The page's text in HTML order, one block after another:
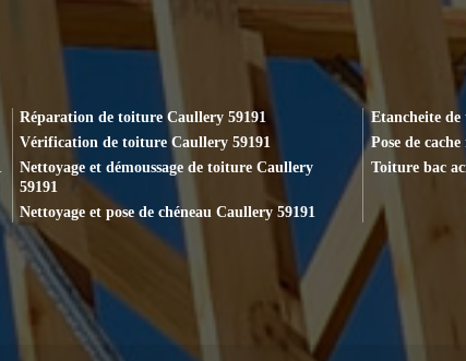
Réparation de toiture Caullery 59191
Vérification de toiture Caullery 59191
Nettoyage et démoussage de toiture Caullery
59191
Nettoyage et pose de chéneau Caullery 59191
Etancheite de
Pose de
Toiture bac